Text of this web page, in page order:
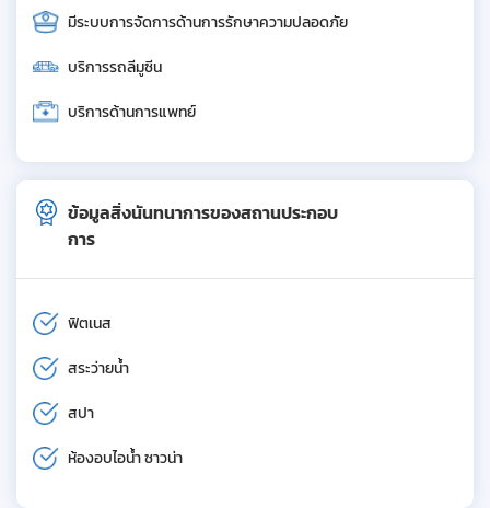
มีระบบการจัดการด้านการรักษาความปลอดภัย
บริการรถลีมูซีน
บริการด้านการแพทย์
ข้อมูลสิ่งนันทนาการของสถานประกอบ
การ
ฟิตเนส
สระว่ายน้ำ
สปา
ห้องอบไอน้ำ ซาวน่า